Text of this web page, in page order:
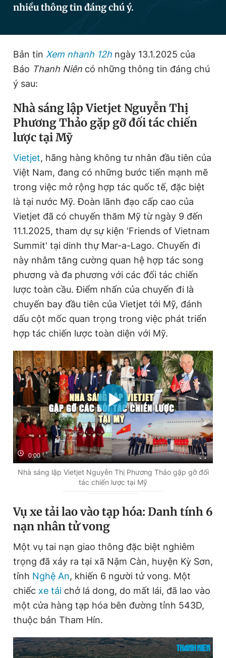
Đọc Thanh Niên trên điện thoại
Hotline
0906 645 777
Liên hệ quảng cáo
0908 780 404
Đặt báo Quảng cáo
Tổng biên tập: Nguyễn Ngọc Toàn
Phó tổng biên tập thường trực: Hải Thành
Phó tổng biên tập: Lâm Hiếu Dũng
Phó tổng biên tập: Trần Việt Hưng
Tổng thư ký tòa soạn: Đức Trung
Giấy phép xuất bản số 110/GP - BTTTT cấp ngày 24.3.2020
chép dưới mọi hình thức nếu không có sự chấp thuận bằng văn
bản. Phát triển bởi ePi Technologies, JSC.
nhiều thông tin đáng chú ý.
Bản tin Xem nhanh 12h ngày 13.1.2025 của
Báo Thanh Niên có những thông tin đáng chú
ý sau:
Nhà sáng lập Vietjet Nguyễn Thị
Phương Thảo gặp gỡ đối tác chiến
lược tại Mỹ
Vietjet, hãng hàng không tư nhân đầu tiên của
Việt Nam, đang có những bước tiến mạnh mẽ
trong việc mở rộng hợp tác quốc tế, đặc biệt
là tại nước Mỹ. Đoàn lãnh đạo cấp cao của
Vietjet đã có chuyến thăm Mỹ từ ngày 9 đến
11.1.2025, tham dự sự kiện 'Friends of Vietnam
Summit' tại dinh thự Mar-a-Lago. Chuyến đi
này nhằm tăng cường quan hệ hợp tác song
phương và đa phương với các đối tác chiến
lược toàn cầu. Điểm nhấn của chuyến đi là
chuyến bay đầu tiên của Vietjet tới Mỹ, đánh
dấu cột mốc quan trọng trong việc phát triển
hợp tác chiến lược toàn diện với Mỹ.
0:00
Nhà sáng lập Vietjet Nguyễn Thị Phương Thảo gặp gỡ đối
tác chiến lược tại Mỹ
Vụ xe tải lao vào tạp hóa: Danh tính 6
nạn nhân tử vong
Một vụ tai nạn giao thông đặc biệt nghiêm
trọng đã xảy ra tại xã Nậm Càn, huyện Kỳ Sơn,
tỉnh Nghệ An, khiến 6 người tử vong. Một
chiếc xe tải chở lá dong, do mất lái, đã lao vào
một cửa hàng tạp hóa bên đường tỉnh 543D,
thuộc bản Tham Hín.